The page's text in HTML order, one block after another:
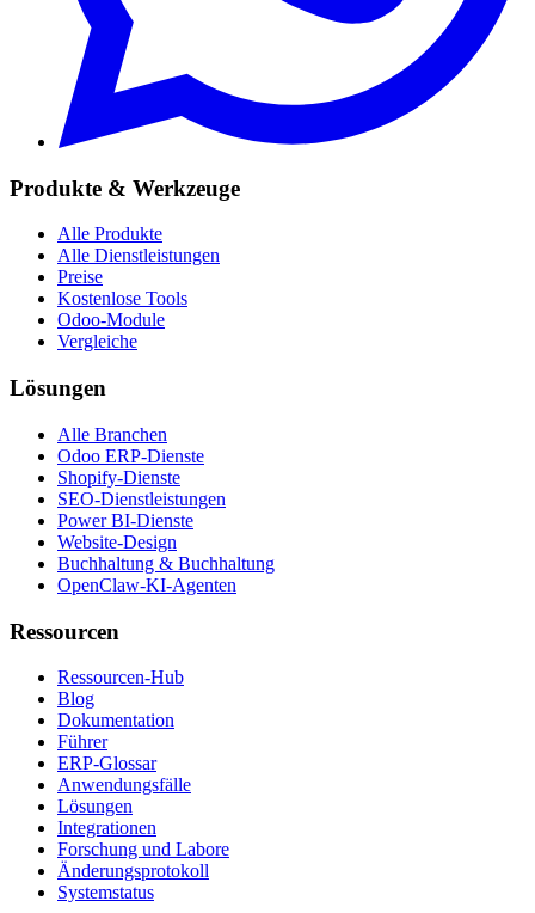
Produkte & Werkzeuge
Alle Produkte
Alle Dienstleistungen
Preise
Kostenlose Tools
Odoo-Module
Vergleiche
Lösungen
Alle Branchen
Odoo ERP-Dienste
Shopify-Dienste
SEO-Dienstleistungen
Power BI-Dienste
Website-Design
Buchhaltung & Buchhaltung
OpenClaw-KI-Agenten
Ressourcen
Ressourcen-Hub
Blog
Dokumentation
Führer
ERP-Glossar
Anwendungsfälle
Lösungen
Integrationen
Forschung und Labore
Änderungsprotokoll
Systemstatus